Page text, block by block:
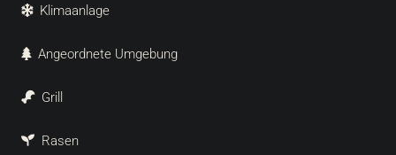
Klimaanlage
Angeordnete Umgebung
Grill
Rasen